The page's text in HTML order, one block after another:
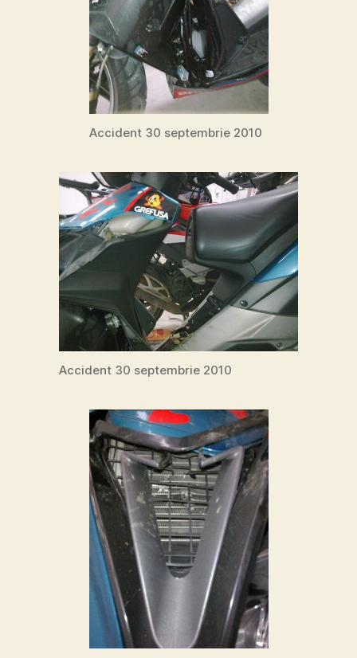
Accident 30 septembrie 2010
Accident 30 septembrie 2010